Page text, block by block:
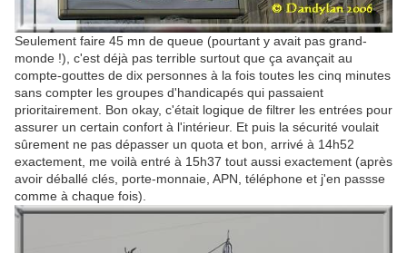
Seulement faire 45 mn de queue (pourtant y avait pas grand-
monde !), c'est déjà pas terrible surtout que ça avançait au
compte-gouttes de dix personnes à la fois toutes les cinq minutes
sans compter les groupes d'handicapés qui passaient
prioritairement. Bon okay, c'était logique de filtrer les entrées pour
assurer un certain confort à l'intérieur. Et puis la sécurité voulait
sûrement ne pas dépasser un quota et bon, arrivé à 14h52
exactement, me voilà entré à 15h37 tout aussi exactement (après
avoir déballé clés, porte-monnaie, APN, téléphone et j'en passse
comme à chaque fois).